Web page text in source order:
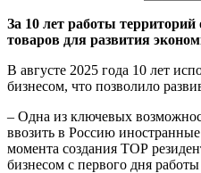
За 10 лет работы
товаров для развития
В августе 2025 года 10 лет
бизнесом, что позволило
– Одна из ключевых
ввозить в Россию
момента создания ТОР
бизнесом с первого дня